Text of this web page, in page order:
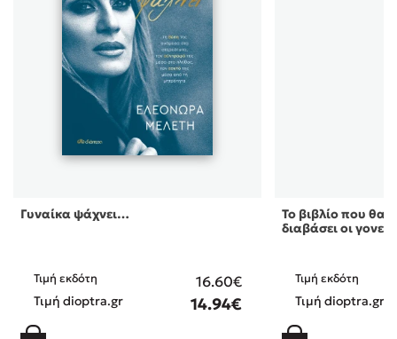
Γυναίκα ψάχνει…
Τιμή εκδότη 16.60€
Τιμή dioptra.gr 14.94€
Το βιβλίο που θα
διαβάσει οι γονεί
Τιμή εκδότη
Τιμή dioptra.gr